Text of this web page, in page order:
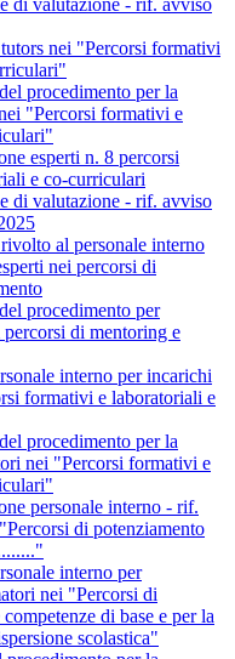
di valutazione - rif. avviso
nei "Percorsi formativi
procedimento per la
"Percorsi formativi e
esperti n. 8 percorsi
e co-curriculari
di valutazione - rif. avviso
al personale interno
nei percorsi di
procedimento per
percorsi di mentoring e
interno per incarichi
formativi e laboratoriali e
procedimento per la
nei "Percorsi formativi e
personale interno - rif.
di potenziamento
interno per
nei "Percorsi di
di base e per la
scolastica"